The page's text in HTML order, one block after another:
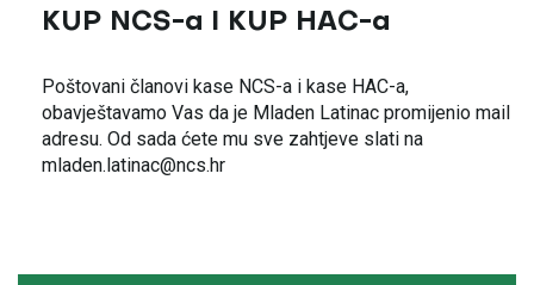
KUP NCS-a I KUP HAC-a
Poštovani članovi kase NCS-a i kase HAC-a,
obavještavamo Vas da je Mladen Latinac promijenio mail
adresu. Od sada ćete mu sve zahtjeve slati na
mladen.latinac@ncs.hr